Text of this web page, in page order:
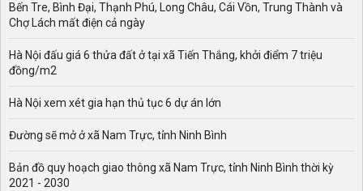
Bến Tre, Bình Đại, Thạnh Phú, Long Châu, Cái Vồn, Trung Thành và
Chợ Lách mất điện cả ngày
Hà Nội đấu giá 6 thửa đất ở tại xã Tiến Thắng, khởi điểm 7 triệu
đồng/m2
Hà Nội xem xét gia hạn thủ tục 6 dự án lớn
Đường sẽ mở ở xã Nam Trực, tỉnh Ninh Bình
Bản đồ quy hoạch giao thông xã Nam Trực, tỉnh Ninh Bình thời kỳ
2021 - 2030